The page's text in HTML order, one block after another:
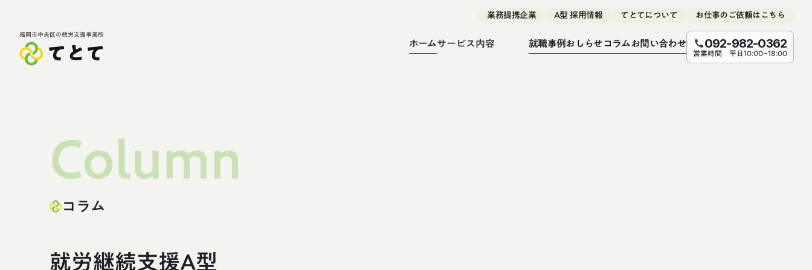
業務提携企業 A型 採用情報 てとてについて お仕事のご依頼はこちら
福岡市中央区の就労支援事業所
てとて ホームサービス内容
就職事例おしらせコラムお問い合わせ call092-982-0362
営業時間 平日10:00~18:00
Column
コラム